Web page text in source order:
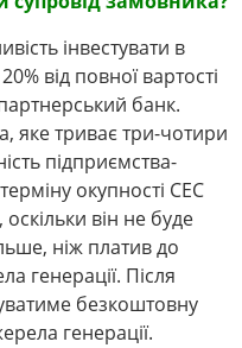
інвестувати в
від повної вартості
банк.
яке триває три-чотири
підприємства-
окупності СЕС
він не буде
ніж платив до
генерації. Після
безкоштовну
генерації.